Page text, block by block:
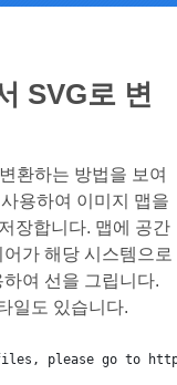
SVG로 변
환하는 방법을 보여
용하여 이미지 맵을
장합니다. 맵에 공간
가 해당 시스템으로
여 선을 그립니다.
일도 있습니다.
please go to